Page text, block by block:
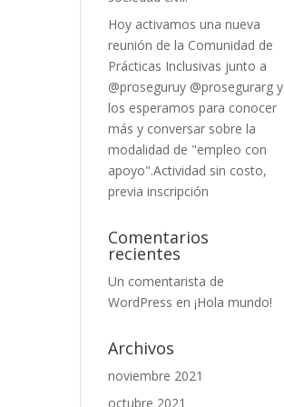
Hoy activamos una nueva
reunión de la Comunidad de
Prácticas Inclusivas junto a
@proseguruy @prosegurarg y
los esperamos para conocer
más y conversar sobre la
modalidad de "empleo con
apoyo".Actividad sin costo,
previa inscripción
Comentarios
recientes
Un comentarista de
WordPress en¡Hola mundo!
Archivos
noviembre 2021
octubre 2021